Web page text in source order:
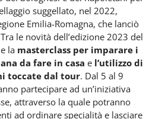
suggellato, nel 2022,
Emilia-Romagna, che lanciò
le novità dell’edizione 2023 del
la masterclass per imparare i
da fare in casa e l’utilizzo di
toccate dal tour. Dal 5 al 9
partecipare ad un’iniziativa
attraverso la quale potranno
ad ordinare specialità e lasciare